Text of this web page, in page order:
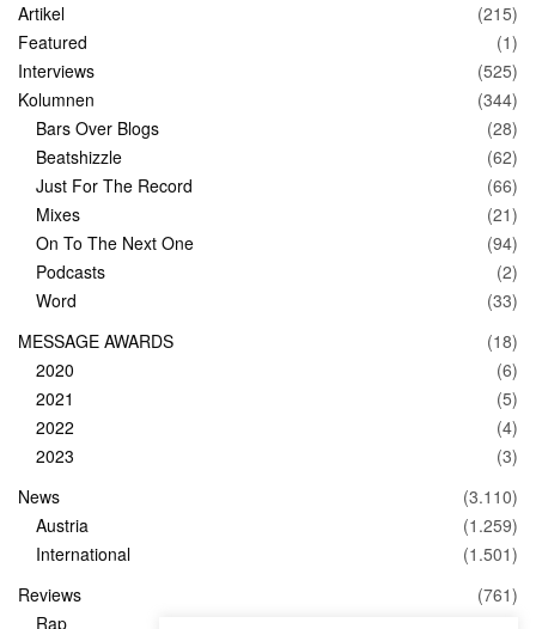
Artikel
(215)
Featured
(1)
Interviews
(525)
Kolumnen
(344)
Bars Over Blogs
(28)
Beatshizzle
(62)
Just For The Record
(66)
Mixes
(21)
On To The Next One
(94)
Podcasts
(2)
Word
(33)
MESSAGE AWARDS
(18)
2020
(6)
2021
(5)
2022
(4)
2023
(3)
News
(3.110)
Austria
(1.259)
International
(1.501)
Reviews
(761)
Rap